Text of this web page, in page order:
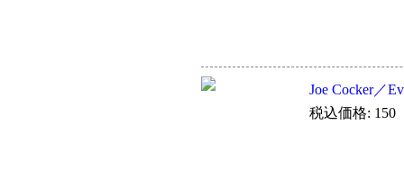
Joe Cocker／
税込価格: 150